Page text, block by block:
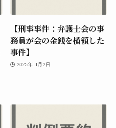
【刑事事件：弁護士会の事
務員が会の金銭を横領した
事件】
2025年11月2日